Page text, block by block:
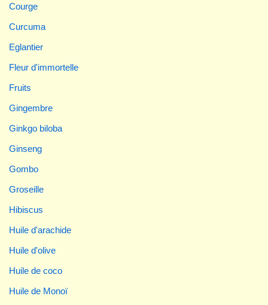
Courge
Curcuma
Eglantier
Fleur d'immortelle
Fruits
Gingembre
Ginkgo biloba
Ginseng
Gombo
Groseille
Hibiscus
Huile d'arachide
Huile d'olive
Huile de coco
Huile de Monoï